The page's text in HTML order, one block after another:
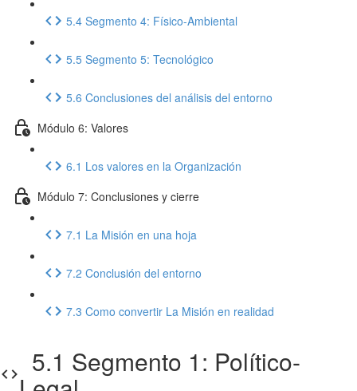
5.4 Segmento 4: Físico-Ambiental
5.5 Segmento 5: Tecnológico
5.6 Conclusiones del análisis del entorno
Módulo 6: Valores
6.1 Los valores en la Organización
Módulo 7: Conclusiones y cierre
7.1 La Misión en una hoja
7.2 Conclusión del entorno
7.3 Como convertir La Misión en realidad
5.1 Segmento 1: Político-